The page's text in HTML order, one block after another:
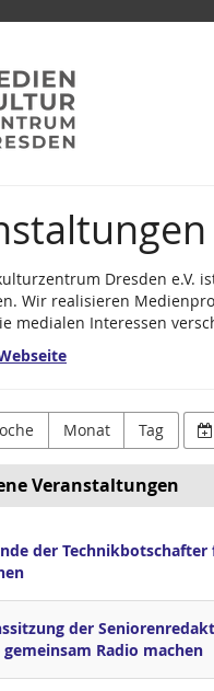
Dresden e.V.
Wir realisieren
medialen Interessen
Monat Tag
Veranstaltungen
der Technikbotschafter
der
Radio machen